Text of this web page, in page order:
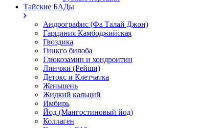
Тайские БАДы
Андрографис (Фа Талай Джон)
Гарциния Камбоджийская
Гвоздика
Гинкго билоба
Глюкозамин и хондроитин
Линчжи (Рейши)
Детокс и Клетчатка
Женьшень
Жидкий кальций
Имбирь
Йод (Мангостиновый йод)
Коллаген